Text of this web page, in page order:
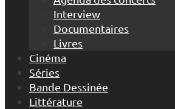
Interview
Documentaires
Livres
Cinéma
Séries
Bande Dessinée
Littérature